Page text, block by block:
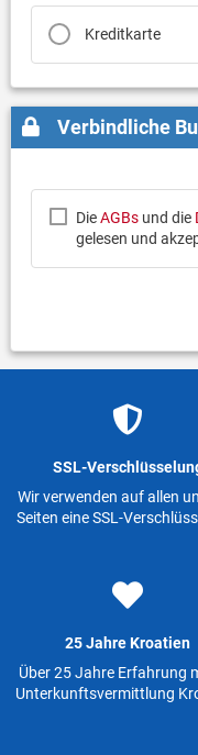
Kreditkarte
Verbindliche
DieAGBsund die
gelesen und
SSL-
Wir verwenden auf allen
Seiten eine SSL-
25 Jahre Kroatien
Über 25 Jahre Erfahrung
Unterkunftsvermittlung